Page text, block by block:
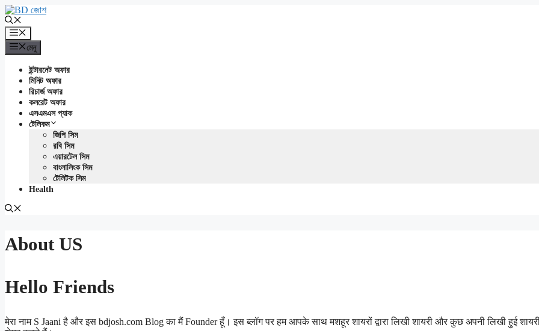
এড়িেয়
লেখায়
যান
মেনু
ইন্টারনেট অফার
মিনিট অফার
রিচার্জ অফার
কলরেট অফার
এসএমএস প্যাক
টেলিকম
জিপি সিম
রবি সিম
এয়ারটেল সিম
বাংলালিংক সিম
টেলিটক সিম
Health
About US
Hello Friends
मेरा नाम S Jaani है और इस bdjosh.com Blog का मैं Founder हूँ। इस ब्लॉग पर हम आपके साथ मशहूर शायरों द्वारा लिखी शायरी और कुछ अपनी लिखी हुई